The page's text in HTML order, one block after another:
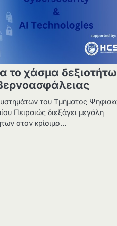
το χάσμα
του Τμήματος
Πειραιώς διεξάγει μεγάλη
στον κρίσιμο…